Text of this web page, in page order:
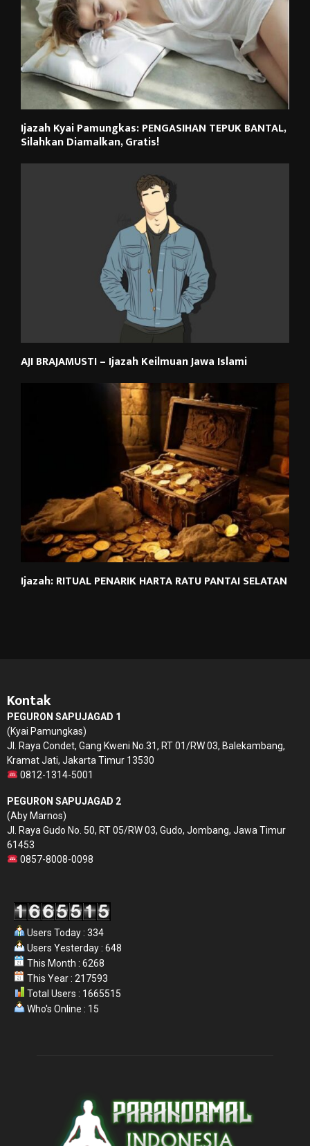
Ijazah Kyai Pamungkas: PENGASIHAN TEPUK BANTAL,
Silahkan Diamalkan, Gratis!
AJI BRAJAMUSTI – Ijazah Keilmuan Jawa Islami
Ijazah: RITUAL PENARIK HARTA RATU PANTAI SELATAN
Kontak
PEGURON SAPUJAGAD 1
(Kyai Pamungkas)
Jl. Raya Condet, Gang Kweni No.31, RT 01/RW 03, Balekambang,
Kramat Jati, Jakarta Timur 13530
0812-1314-5001
PEGURON SAPUJAGAD 2
(Aby Marnos)
Jl. Raya Gudo No. 50, RT 05/RW 03, Gudo, Jombang, Jawa Timur
61453
0857-8008-0098
Users Today : 334
Users Yesterday : 648
This Month : 6268
This Year : 217593
Total Users : 1665515
Who's Online : 15